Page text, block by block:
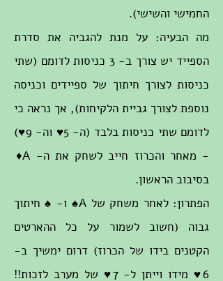
החמישי והשישי).
מה הבעיה: על מנת להגביה את סדרת
הספייד יש צורך ב- 3 כניסות לדומם (שתי
כניסות לצורך חיתוך של ספיידים וכניסה
נוספת לצורך גביית הלקיחות), אך נראה כי
לדומם שתי כניסות בלבד (ה- 5♥ וה- 9♥)
- מאחר והכרוז חייב לשחק את ה- A♦
בסיבוב הראשון.
הפתרון: לאחר משחק של A♠ ו- ♠ חיתוך
גבוה (חשוב לשמור על כל ההארטים
הקטנים בידו של הכרוז) דרום ימשיך ב-
6♥ מידו וייתן ל- 7♥ של מערב לזכות!!